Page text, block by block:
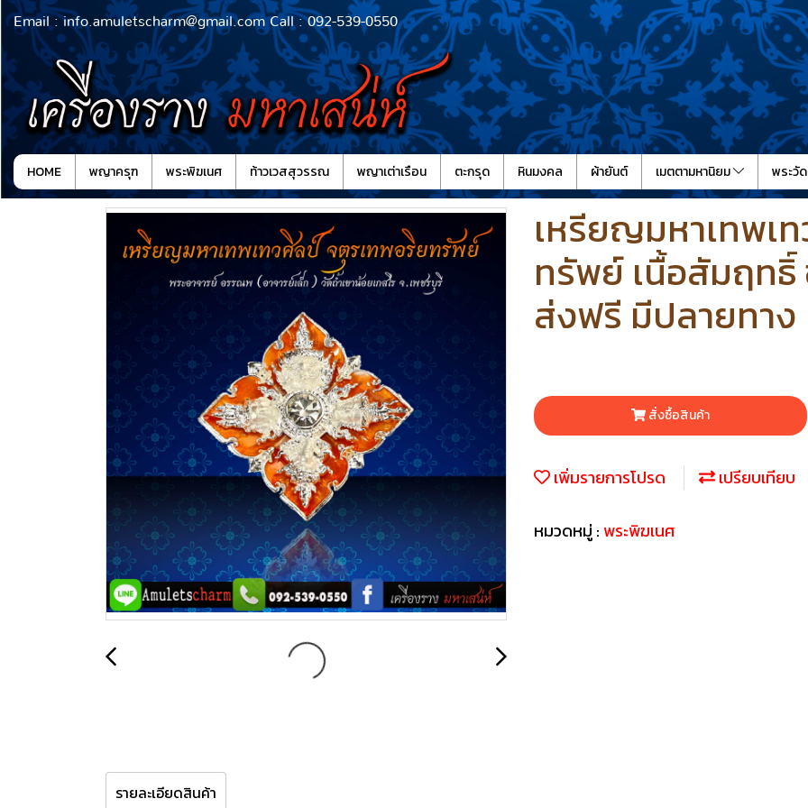
Email : info.amuletscharm@gmail.com Call : 092-539-0550
HOME พญาครุฑ พระพิฆเนศ ท้าวเวสสุวรรณ พญาเต่าเรือน ตะกรุด หินมงคล ผ้ายันต์ เมตตามหานิยม พระวั
เหรียญมหาเทพเ
ทรัพย์ เนื้อสัมฤท
ส่งฟรี มีปลายทาง
สั่งซื้อสินค้า
เพิ่มรายการโปรด เปรียบเทียบ
หมวดหมู่ : พระพิฆเนศ
รายละเอียดสินค้า